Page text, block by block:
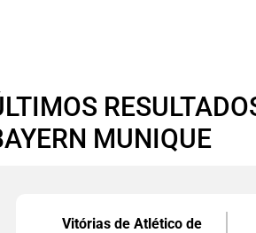
MUNIQUE
Vitórias de Atlético de